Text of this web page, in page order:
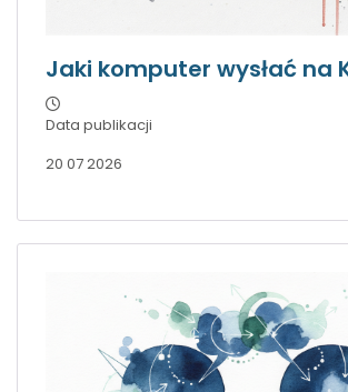
Jaki komputer wysłać na
Data publikacji
20 07 2026